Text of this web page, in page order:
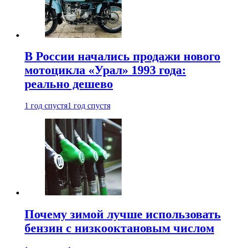
В России начались продажи нового
мотоцикла «Урал» 1993 года:
реально дешево
1 год спустя1 год спустя
Почему зимой лучше использовать
бензин с низкооктановым числом